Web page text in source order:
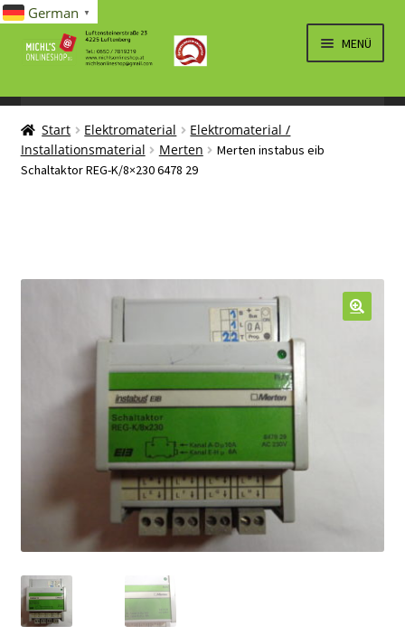
Navigation
Inhalt
MENÜ
SPIELWAREN/BAUSÄTZE
ÖFFNEN
ELEKTRO
LÜFTUNG, HEIZUNG, KLIMA
ÖFFNEN
Start Elektromaterial
Elektromaterial /
Installationsmaterial
Merten
Merten instabus eib
Schaltaktor REG-K/8×230 6478 29
German ▼